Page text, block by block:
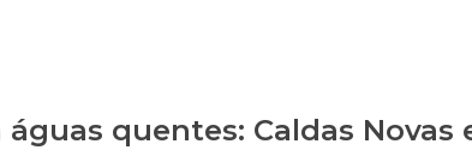
quentes: Caldas Novas